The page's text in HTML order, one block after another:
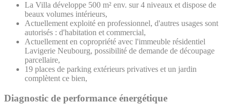
La Villa développe 500 m² env. sur 4 niveaux et dispose de
beaux volumes intérieurs,
Actuellement exploité en professionnel, d'autres usages sont
autorisés : d'habitation et commercial,
Actuellement en copropriété avec l'immeuble résidentiel
Lavigerie Neubourg, possibilité de demande de découpage
parcellaire,
19 places de parking extérieurs privatives et un jardin
complètent ce bien,
Diagnostic de performance énergétique